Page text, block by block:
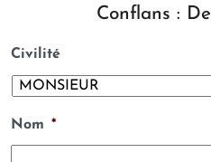
Conflans :
Civilité
Nom *